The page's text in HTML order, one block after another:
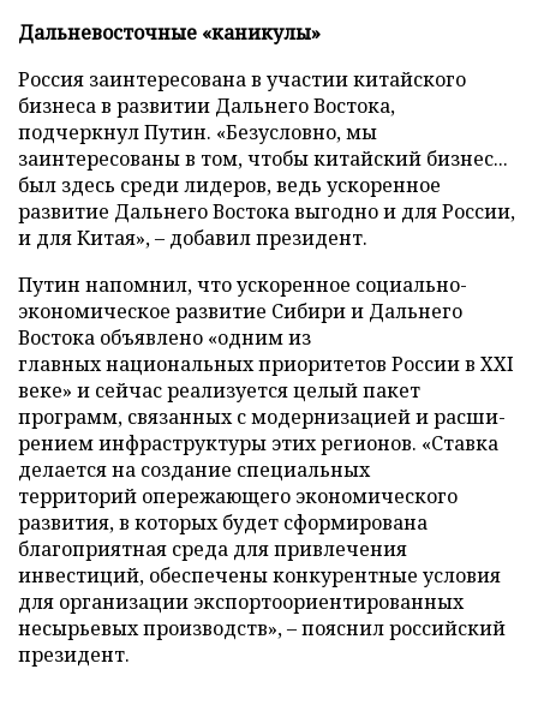
Дальневосточные «каникулы»
Россия заинтересована в участии китайского
бизнеса в развитии Дальнего Востока,
подчеркнул Путин. «Безусловно, мы
заинтересованы в том, чтобы китайский бизнес...
был здесь среди лидеров, ведь ускоренное
развитие Дальнего Востока выгодно и для России,
и для Китая», – добавил президент.
Путин напомнил, что ускоренное социально-
экономическое развитие Сибири и Дальнего
Востока объявлено «одним из
главных национальных приоритетов России в XXI
веке» и сейчас реализуется целый пакет
программ, связанных с модернизацией и расши­
рением инфраструктуры этих регионов. «Ставка
делается на создание специальных
территорий опережающего экономического
развития, в которых будет сформирована
благоприятная среда для привлечения
инвестиций, обеспечены конкурентные условия
для органи­зации эк­с­портоориентирован­ных
несырьевых производств», – пояснил российский
президент.